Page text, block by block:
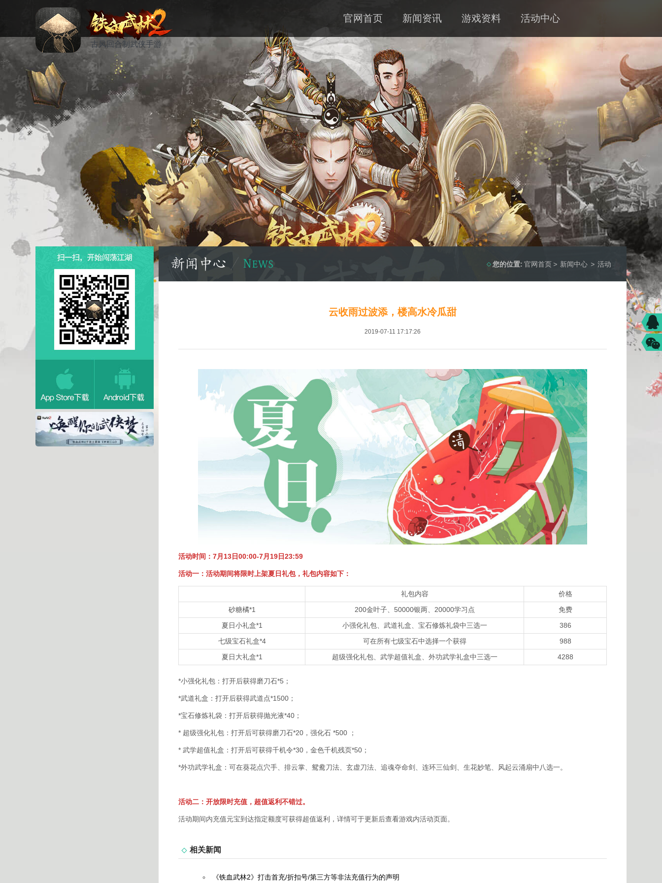
古风回合制武侠手游
官网首页 新闻资讯 游戏资料 活动中心
您的位置: 官网首页> 新闻中心 > 活动
云收雨过波添，楼高水冷瓜甜
2019-07-11 17:17:26
活动时间：7月13日00:00-7月19日23:59
活动一：活动期间将限时上架夏日礼包，礼包内容如下：
礼包内容
价格
砂糖橘*1
200金叶子、50000银两、20000学习点
免费
夏日小礼盒*1
小强化礼包、武道礼盒、宝石修炼礼袋中三选一
386
七级宝石礼盒*4
可在所有七级宝石中选择一个获得
988
夏日大礼盒*1
超级强化礼包、武学超值礼盒、外功武学礼盒中三选一 4288
*小强化礼包：打开后获得磨刀石*5；
*武道礼盒：打开后获得武道点*1500；
*宝石修炼礼袋：打开后获得抛光液*40；
* 超级强化礼包：打开后可获得磨刀石*20，强化石 *500 ；
* 武学超值礼盒：打开后可获得千机令*30，金色千机残页*50；
*外功武学礼盒：可在葵花点穴手、排云掌、鸳鸯刀法、玄虚刀法、追魂夺命剑、连环三仙剑、生花妙笔、风起云涌扇中八选一。
活动二：开放限时充值，超值返利不错过。
活动期间内充值元宝到达指定额度可获得超值返利，详情可于更新后查看游戏内活动页面。
相关新闻
《铁血武林2》打击首充/折扣号/第三方等非法充值行为的声明
资讯 公告
活动 资料 攻略
论坛 下载 客服